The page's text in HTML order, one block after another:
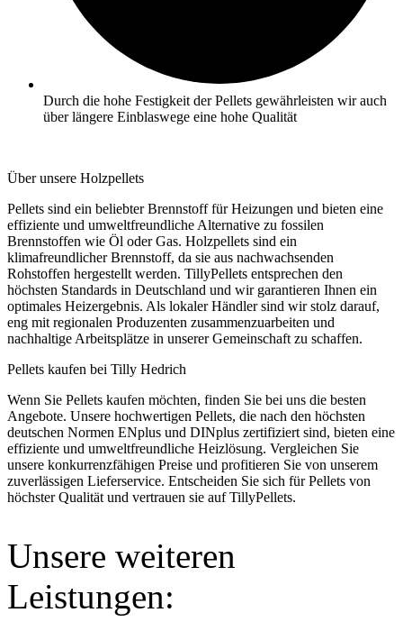
Durch die hohe Festigkeit der Pellets gewährleisten wir auch
über längere Einblaswege eine hohe Qualität
Über unsere Holzpellets
Pellets sind ein beliebter Brennstoff für Heizungen und bieten eine
effiziente und umweltfreundliche Alternative zu fossilen
Brennstoffen wie Öl oder Gas. Holzpellets sind ein
klimafreundlicher Brennstoff, da sie aus nachwachsenden
Rohstoffen hergestellt werden. TillyPellets entsprechen den
höchsten Standards in Deutschland und wir garantieren Ihnen ein
optimales Heizergebnis. Als lokaler Händler sind wir stolz darauf,
eng mit regionalen Produzenten zusammenzuarbeiten und
nachhaltige Arbeitsplätze in unserer Gemeinschaft zu schaffen.
Pellets kaufen bei Tilly Hedrich
Wenn Sie Pellets kaufen möchten, finden Sie bei uns die besten
Angebote. Unsere hochwertigen Pellets, die nach den höchsten
deutschen Normen ENplus und DINplus zertifiziert sind, bieten eine
effiziente und umweltfreundliche Heizlösung. Vergleichen Sie
unsere konkurrenzfähigen Preise und profitieren Sie von unserem
zuverlässigen Lieferservice. Entscheiden Sie sich für Pellets von
höchster Qualität und vertrauen sie auf TillyPellets.
Unsere weiteren
Leistungen: